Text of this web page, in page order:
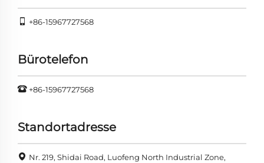
+86-15967727568
Bürotelefon
+86-15967727568
Standortadresse
Nr. 219, Shidai Road, Luofeng North Industrial Zone,